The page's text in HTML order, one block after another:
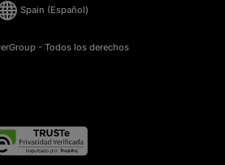
- Todos los derechos
Spain (Español)